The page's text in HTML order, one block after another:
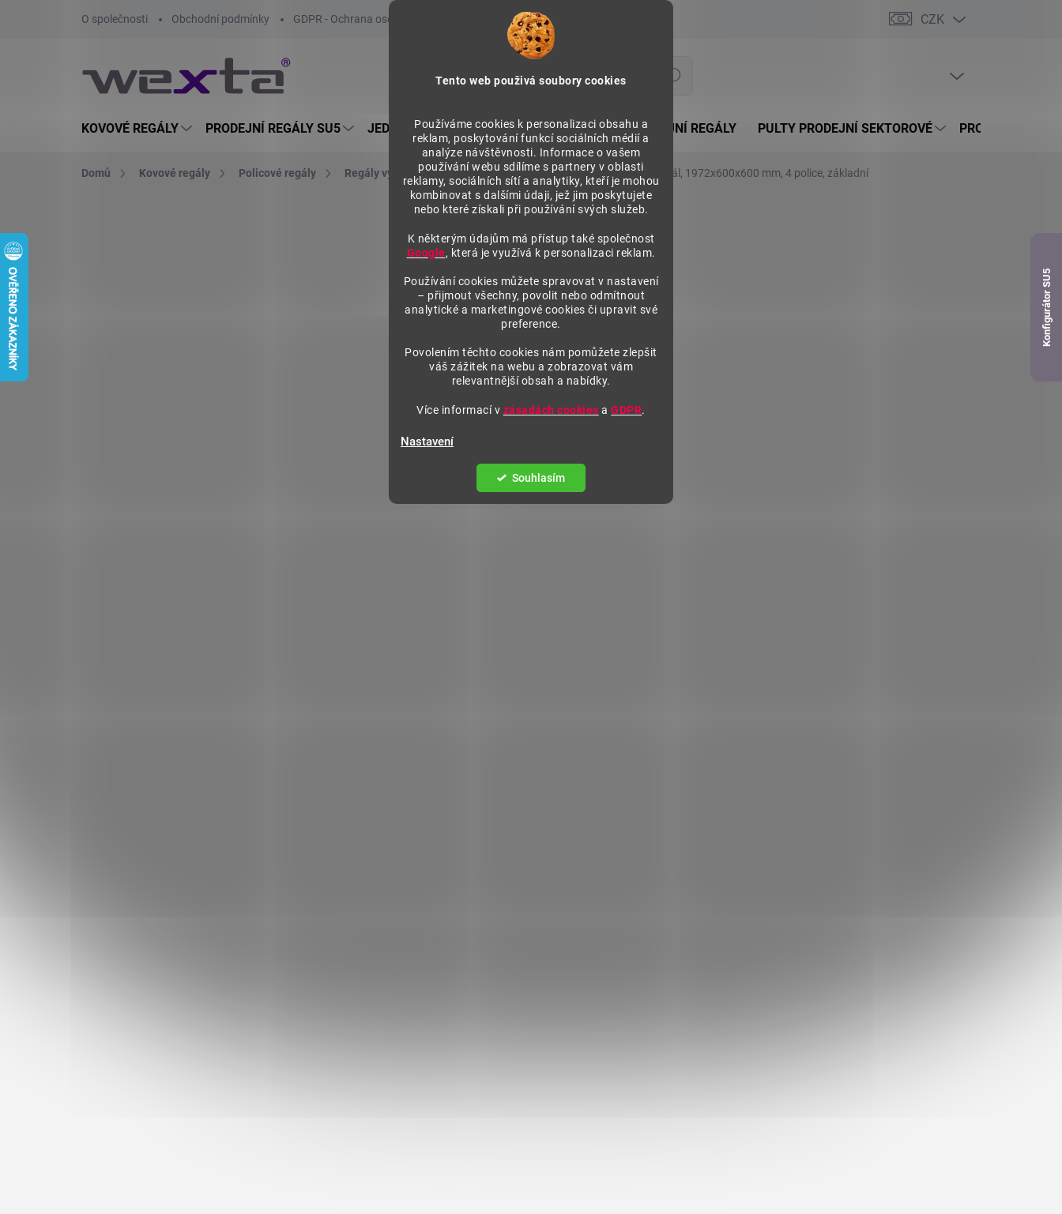
Tento web použivá soubory cookies
Používáme cookies k personalizaci obsahu a
reklam, poskytování funkcí sociálních médií a
analýze návštěvnosti. Informace o vašem
používání webu sdílíme s partnery v oblasti
reklamy, sociálních sítí a analytiky, kteří je mohou
kombinovat s dalšími údaji, jež jim poskytujete
nebo které získali při používání svých služeb.
K některým údajům má přístup také společnost
Google, která je využívá k personalizaci reklam.
Používání cookies můžete spravovat v nastavení
– přijmout všechny, povolit nebo odmítnout
analytické a marketingové cookies či upravit své
preference.
Povolením těchto cookies nám pomůžete zlepšit
váš zážitek na webu a zobrazovat vám
relevantnější obsah a nabídky.
Více informací v zásadách cookies aGDPR.
Nastavení
Souhlasím
O společnosti Obchodní podmínky GDPR - Ochrana osobních údajů Prohlášení o používání COOKIES CZK
Hledat
KOVOVÉ REGÁLY PRODEJNÍ REGÁLY SU5 JEDNOSTRANNÉ REGÁLY OBOUSTRANNÉ PRODEJNÍ REGÁLY PULTY PRODEJNÍ SEKTOROVÉ PROSKLENÉ
Domů Kovové regály Policové regály Regály výška 1972 mm, základní moduly Kovový policový regál, 1972x600x600 mm, 4 police, základní
Konfigurátor SU5